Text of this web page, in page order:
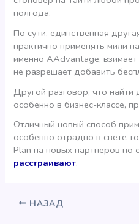
полгода.
По сути, единственная
практично применять мили
именно AAdvantage,
не разрешает добавить
Другой разговор, что найти
особенно в бизнес-классе,
Отличный новый способ
особенно отрадно в свете
Plan на новых партнеров по
расстраивают.
НАЗАД